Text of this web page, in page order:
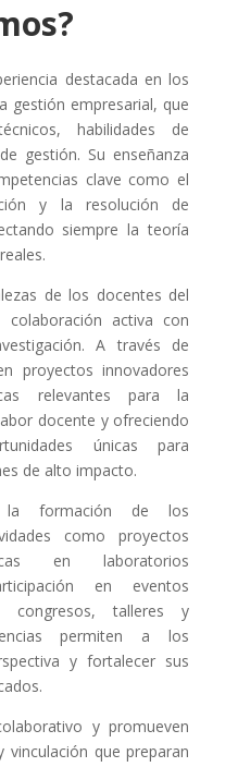
destacada en los
gestión empresarial, que
habilidades de
gestión. Su enseñanza
clave como el
y la resolución de
siempre la teoría
de los docentes del
activa con
A través de
proyectos innovadores
relevantes para la
docente y ofreciendo
únicas para
de alto impacto.
la formación de los
como proyectos
en laboratorios
en eventos
congresos, talleres y
permiten a los
y fortalecer sus
y promueven
que preparan